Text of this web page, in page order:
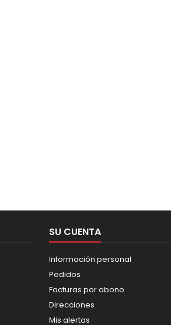
SU CUENTA
Información personal
Pedidos
Facturas por abono
Direcciones
Mis alertas